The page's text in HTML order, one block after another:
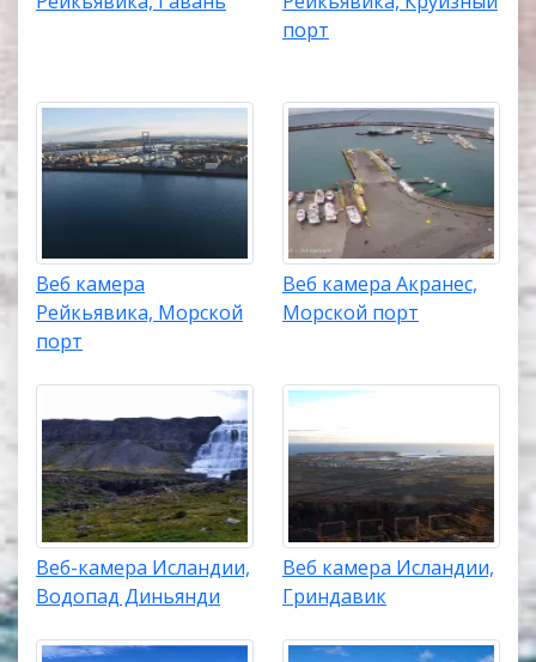
парк Йёкульсаурглювур на севере главного
острова, водопад Гюдльфосс, лютеранская
лютеранская церковь Акюрейри в городе
Акюрейри, Кафедральный собор Рейкьявика,
действующий стратовулкан Аскья, туристический
маршрут Золотое кольцо в южной Исландии,
водопад Альдейярфосс и другие.
порт
Веб камера
Рейкьявика, Морской
порт
Веб камера Акранес,
Морской порт
Веб-камера Исландии,
Водопад Диньянди
Веб камера Исландии,
Гриндавик